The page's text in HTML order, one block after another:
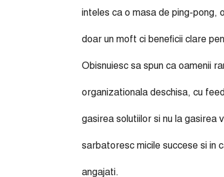
inteles ca o masa de ping-
doar un moft ci beneficii clare
Obisnuiesc sa spun ca oamenii
organizationala deschisa, cu
gasirea solutiilor si nu la gasirea
sarbatoresc micile succese si in
angajati.